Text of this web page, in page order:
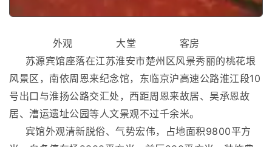
外观 大堂 客房
苏源宾馆座落在江苏淮安市楚州区风景秀丽的桃花垠
风景区，南依周恩来纪念馆，东临京沪高速公路淮江段10
号出口与淮扬公路交汇处，西距周恩来故居、吴承恩故
居、漕运遗址公园等人文景观不过千余米。
宾馆外观清新脱俗、气势宏伟，占地面积9800平方